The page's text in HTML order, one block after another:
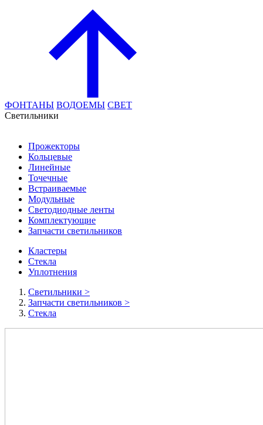
ФОНТАНЫ ВОДОЕМЫ СВЕТ
Cветильники
Прожекторы
Кольцевые
Линейные
Точечные
Встраиваемые
Модульные
Светодиодные ленты
Комплектующие
Запчасти светильников
Кластеры
Стекла
Уплотнения
Cветильники >
Запчасти светильников >
Стекла